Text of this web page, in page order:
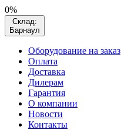
0%
Склад:
Барнаул
Оборудование на заказ
Оплата
Доставка
Дилерам
Гарантия
О компании
Новости
Контакты